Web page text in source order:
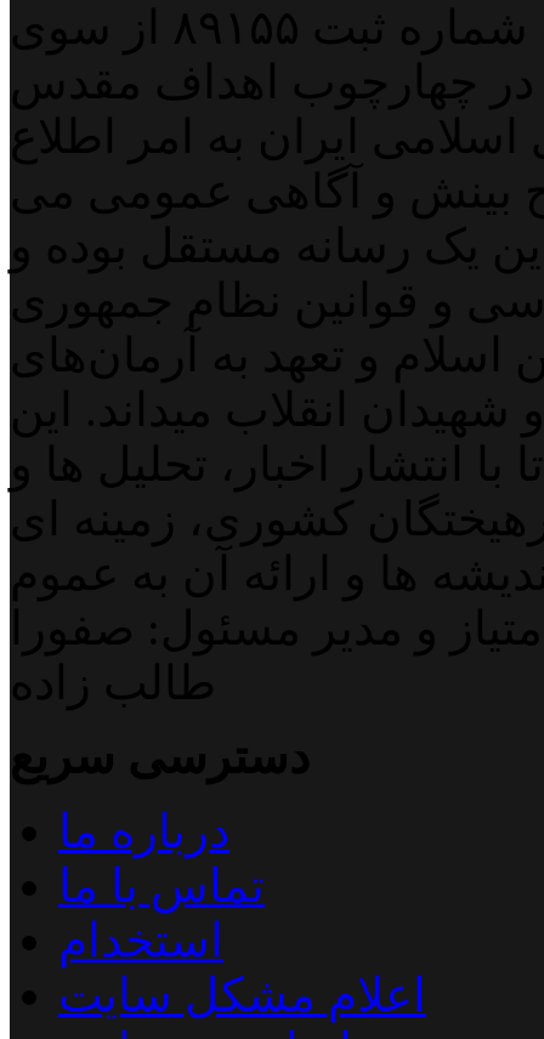
پایگاه خبری خبربین آنلاین به شماره ثبت ۸۹۱۵۵ از سوی
در چهارچوب اهداف مقدس
ایران به امر اطلاع
بینش و آگاهی عمومی می
یک رسانه مستقل بوده و
و قوانین نظام جمهوری
و تعهد به آرمان‌های
انقلاب میداند. این
انتشار اخبار، تحلیل ها و
کشوری، زمینه ای
ها و ارائه آن به عموم
و مدیر مسئول: صفورا
طالب زاده
دسترسی سریع
درباره ما
تماس با ما
استخدام
اعلام مشکل سایت